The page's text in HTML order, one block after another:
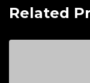
Related